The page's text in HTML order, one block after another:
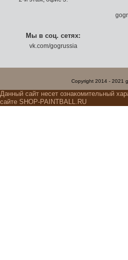
Мы в соц. сетях:
vk.com/gogrussia
Copyright 2014 - 2021
Данный сайт несет ознакомительный
сайте SHOP-PAINTBALL.RU